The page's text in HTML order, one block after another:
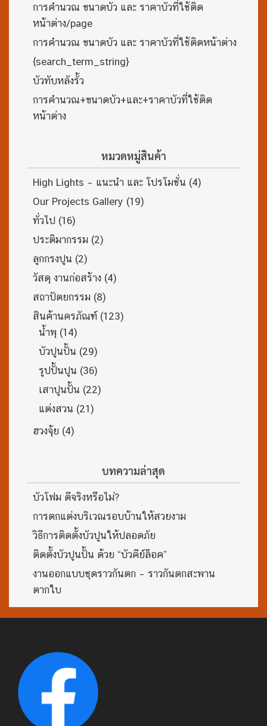
การคำนวณ ขนาดบัว และ ราคาบัวที่ใช้ติด
หน้าต่าง/page
การคำนวณ ขนาดบัว และ ราคาบัวที่ใช้ติดหน้าต่าง
{search_term_string}
บัวทับหลังรั้ว
การคำนวณ+ขนาดบัว+และ+ราคาบัวที่ใช้ติด
หน้าต่าง
หมวดหมู่สินค้า
High Lights – แนะนำ และ โปรโมชั่น (4)
Our Projects Gallery (19)
ทั่วไป (16)
ประติมากรรม (2)
ลูกกรงปูน (2)
วัสดุ งานก่อสร้าง (4)
สถาปัตยกรรม (8)
สินค้านครภัณฑ์ (123)
น้ำพุ (14)
บัวปูนปั้น (29)
รูปปั้นปูน (36)
เสาปูนปั้น (22)
แต่งสวน (21)
ฮวงจุ้ย (4)
บทความล่าสุด
บัวโฟม ดีจริงหรือไม่?
การตกแต่งบริเวณรอบบ้านให้สวยงาม
วิธีการติดตั้งบัวปูนให้ปลอดภัย
ติดตั้งบัวปูนปั้น ด้วย “บัวคีย์ล็อค”
งานออกแบบชุดราวกันตก – ราวกันตกสะพาน
ตากใบ